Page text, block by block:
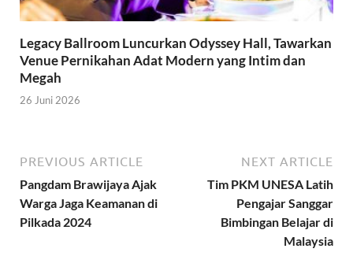
Legacy Ballroom Luncurkan Odyssey Hall, Tawarkan
Venue Pernikahan Adat Modern yang Intim dan
Megah
26 Juni 2026
PREVIOUS ARTICLE
Pangdam Brawijaya Ajak
Warga Jaga Keamanan di
Pilkada 2024
NEXT ARTICLE
Tim PKM UNESA Latih
Pengajar Sanggar
Bimbingan Belajar di
Malaysia